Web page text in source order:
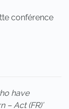
conférence
have
– Act (FR)’